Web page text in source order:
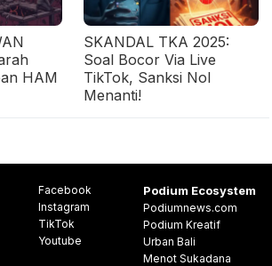
HAM
SKANDAL TKA 2025:
Soal Bocor Via Live
TikTok, Sanksi Nol
Menanti!
Facebook
Instagram
TikTok
Youtube
Podium Ecosystem
Podiumnews.com
Podium Kreatif
Urban Bali
Menot Sukadana